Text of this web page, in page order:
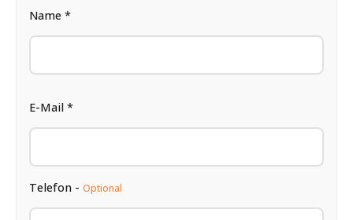
Name *
E-Mail *
Telefon - Optional